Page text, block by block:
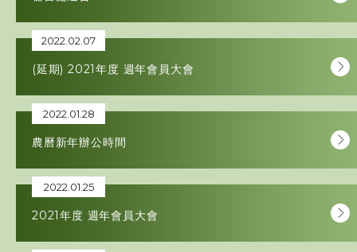
工作人員
相片及影片
2022.02.07
(延期) 2021年度 週年會員大會
2022.01.28
農曆新年辦公時間
2022.01.25
2021年度 週年會員大會